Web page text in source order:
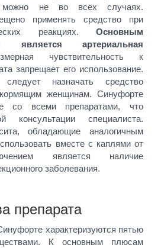
можно не во всех случаях.
применять средство при
реакциях. Основным
является артериальная
чувствительность к
запрещает его использование.
назначать средство
женщинам. Синуфорте
со всеми препаратами, что
консультации специалиста.
обладающие аналогичным
вместе с каплями от
является наличие
заболевания.
препарата
характеризуются пятью
К основным плюсам